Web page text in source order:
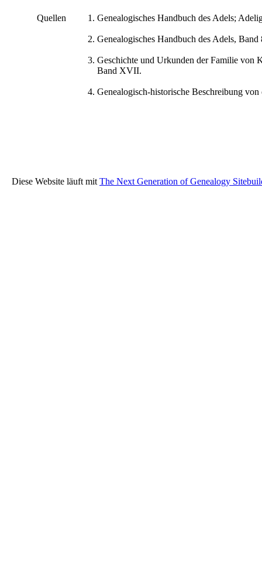
Quellen Genealogisches Handbuch des Adels;
Genealogisches Handbuch des Adels,
Geschichte und Urkunden der Familie von
Band XVII.
Genealogisch-historische Beschreibung
Diese Website läuft mit The Next Generation of Genealogy